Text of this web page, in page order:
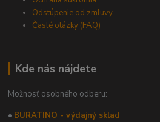
Odstúpenie od zmluvy
Časté otázky (FAQ)
Kde nás nájdete
Možnosť osobného odberu:
• BURATINO - výdajný sklad